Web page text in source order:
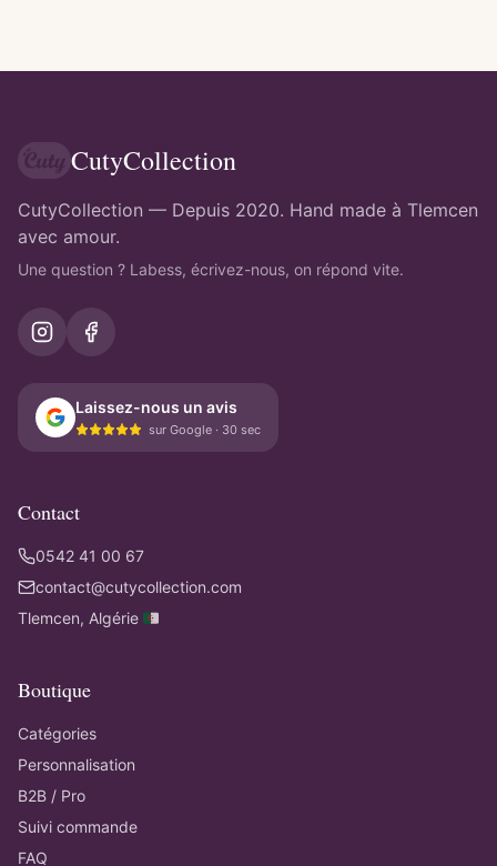
CutyCollection
CutyCollection — Depuis 2020. Hand made à Tlemcen
avec amour.
Une question ? Labess, écrivez-nous, on répond vite.
Laissez-nous un avis
sur Google · 30 sec
Contact
0542 41 00 67
contact@cutycollection.com
Tlemcen, Algérie 🇩🇿
Boutique
Catégories
Personnalisation
B2B / Pro
Suivi commande
FAQ